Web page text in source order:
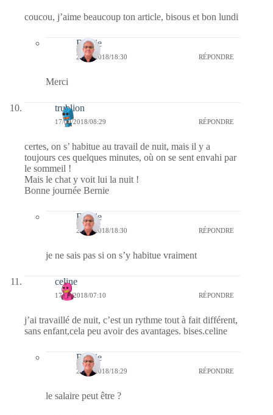
coucou, j’aime beaucoup ton article, bisous et bon lundi
Bernie
23/09/2018/18:30 RÉPONDRE
Merci
trublion
17/09/2018/08:29 RÉPONDRE
certes, on s’ habitue au travail de nuit, mais il y a
toujours ces quelques minutes, où on se sent envahi par
le sommeil !
Mais le chat y voit lui la nuit !
Bonne journée Bernie
Bernie
23/09/2018/18:30 RÉPONDRE
je ne sais pas si on s’y habitue vraiment
celine
17/09/2018/07:10 RÉPONDRE
j’ai travaillé de nuit, c’est un rythme tout à fait différent,
sans enfant,cela peu avoir des avantages. bises.celine
Bernie
23/09/2018/18:29 RÉPONDRE
le salaire peut être ?